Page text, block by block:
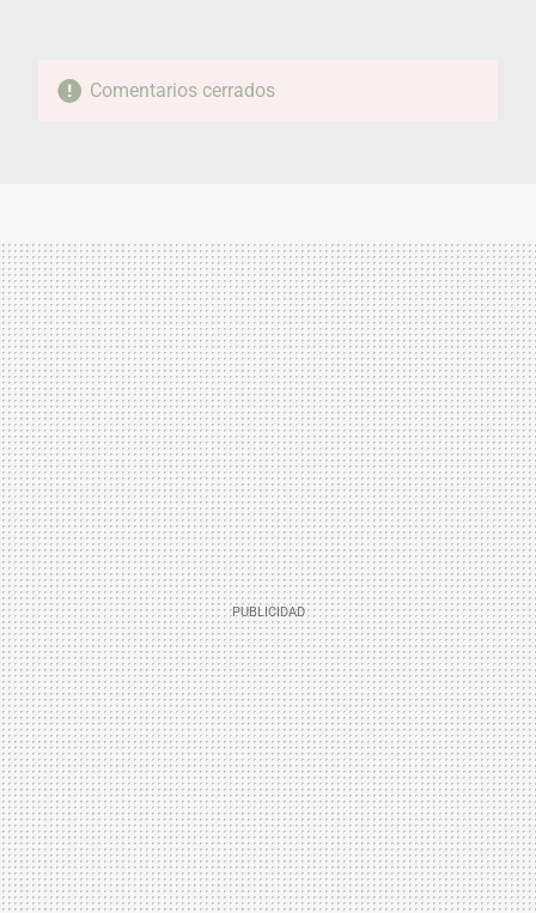
Comentarios cerrados